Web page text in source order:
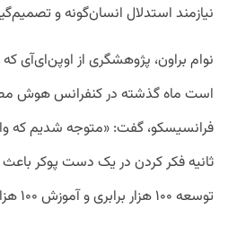
نیازمند استدلال انسان‌گونه و
ثانیه فکر کردن در یک دست پوکر
توسعه ۱۰۰ هزار برابری و آموزش ۱۰۰ هزار بار طولانی‌تر افزایش یابد.»